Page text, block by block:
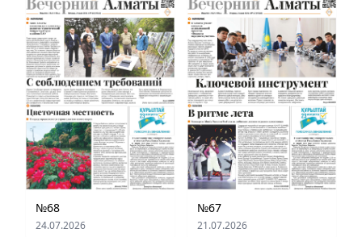
№68
24.07.2026
№67
21.07.2026